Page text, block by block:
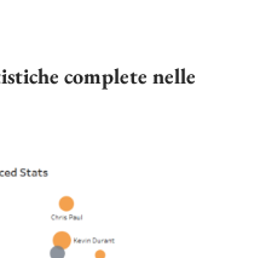
complete nelle